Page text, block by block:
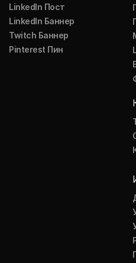
LinkedIn Пост
LinkedIn Баннер
Twitch Баннер
Pinterest Пин